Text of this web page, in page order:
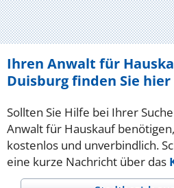
Ihren Anwalt für
Duisburg finden Sie hier
Sollten Sie Hilfe bei Ihrer
Anwalt für Hauskauf
kostenlos und unverbindlich.
eine kurze Nachricht über das